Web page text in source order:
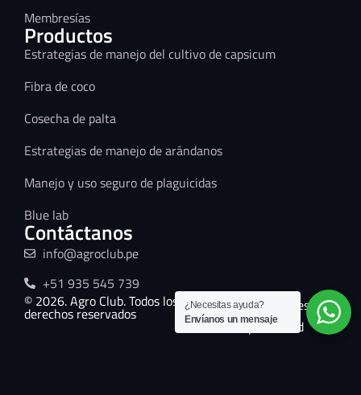
Membresías
Productos
Estrategias de manejo del cultivo de capsicum
Fibra de coco
Cosecha de palta
Estrategias de manejo de arándanos
Manejo y uso seguro de plaguicidas
Blue lab
Contáctanos
info@agroclub.pe
+51 935 545 739
© 2026. Agro Club. Todos los
derechos reservados
Términos y condiciones
Políticas de privacidad
¿Necesitas ayuda?
Envíanos un mensaje